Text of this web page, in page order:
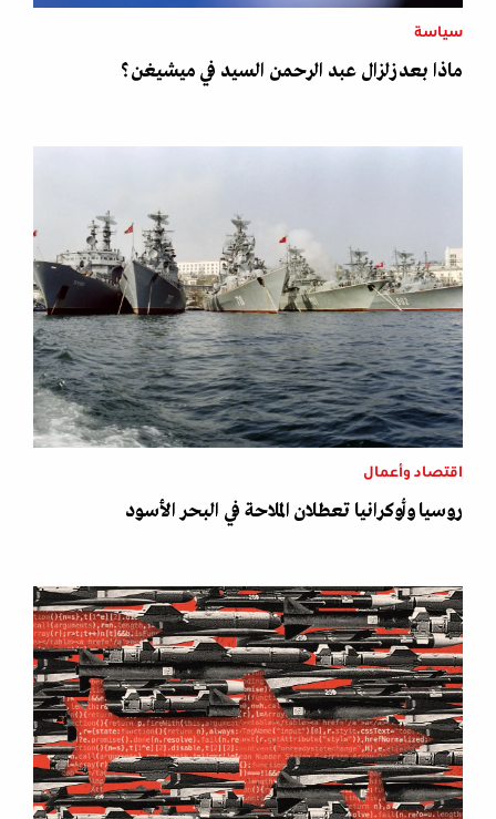
سياسة
ماذا بعد زلزال عبد الرحمن السيد في ميشيغن؟
اقتصاد وأعمال
روسيا وأوكرانيا تعطلان الملاحة في البحر الأسود